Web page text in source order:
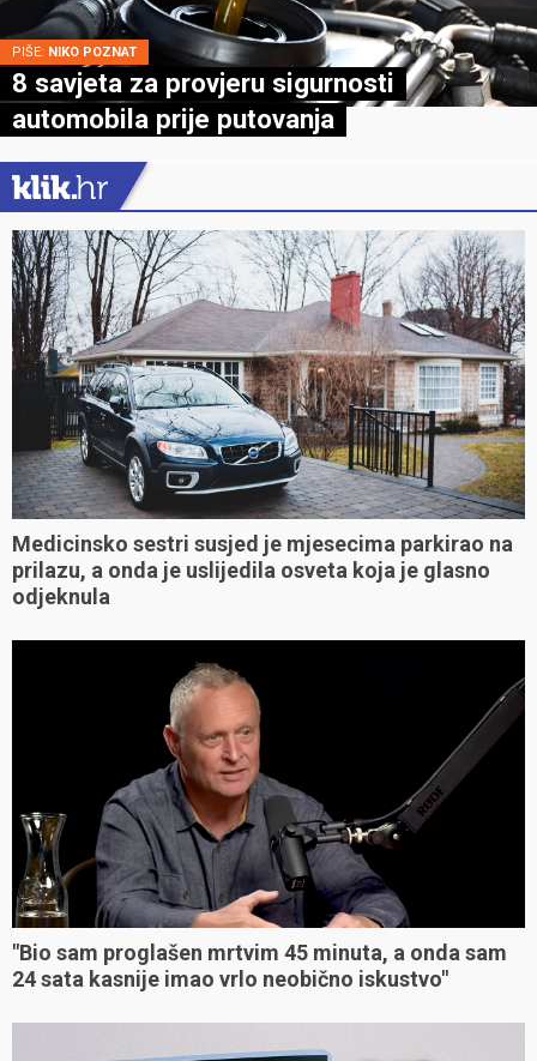
PIŠE: NIKO POZNAT
8 savjeta za provjeru sigurnosti
automobila prije putovanja
Medicinsko sestri susjed je mjesecima parkirao na
prilazu, a onda je uslijedila osveta koja je glasno
odjeknula
"Bio sam proglašen mrtvim 45 minuta, a onda sam
24 sata kasnije imao vrlo neobično iskustvo"